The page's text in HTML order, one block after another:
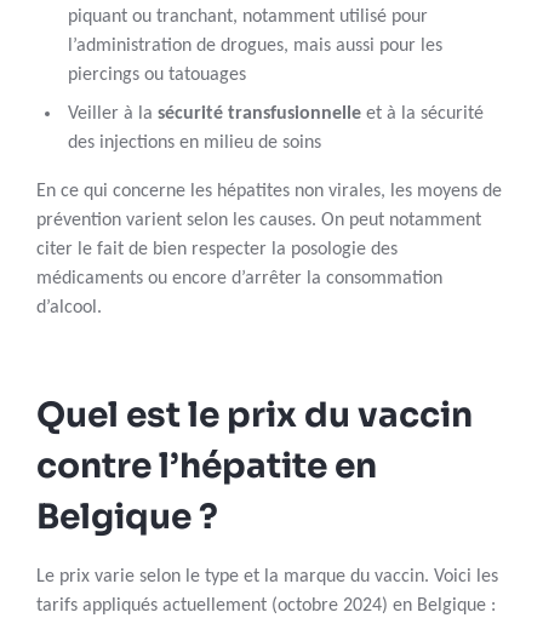
piquant ou tranchant, notamment utilisé pour
l’administration de drogues, mais aussi pour les
piercings ou tatouages
Veiller à la sécurité transfusionnelle et à la sécurité
des injections en milieu de soins
En ce qui concerne les hépatites non virales, les moyens de
prévention varient selon les causes. On peut notamment
citer le fait de bien respecter la posologie des
médicaments ou encore d’arrêter la consommation
d’alcool.
Quel est le prix du vaccin
contre l’hépatite en
Belgique ?
Le prix varie selon le type et la marque du vaccin. Voici les
tarifs appliqués actuellement (octobre 2024) en Belgique :